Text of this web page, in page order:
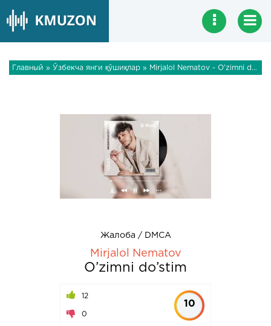
Главный » Ўзбекча янги қўшиқлар » Mirjalol Nematov - O’zimni do’stim
Жалоба / DMCA
Mirjalol Nematov
O’zimni do’stim
12
0
10